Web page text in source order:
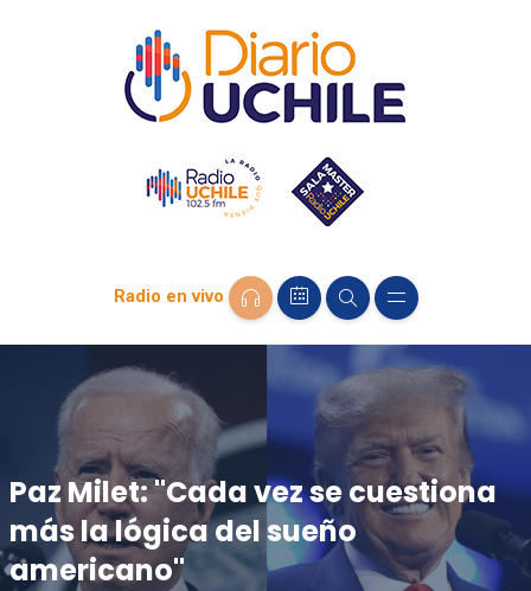
Radio en vivo
Paz Milet: "Cada vez se cuestiona
más la lógica del sueño
americano"